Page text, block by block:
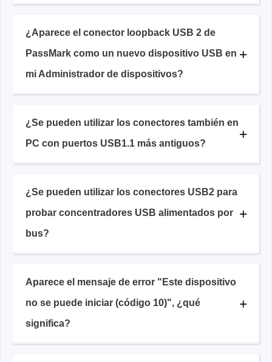
¿Aparece el conector loopback USB 2 de
PassMark como un nuevo dispositivo USB en
mi Administrador de dispositivos?
¿Se pueden utilizar los conectores también en
PC con puertos USB1.1 más antiguos?
¿Se pueden utilizar los conectores USB2 para
probar concentradores USB alimentados por
bus?
Aparece el mensaje de error "Este dispositivo
no se puede iniciar (código 10)", ¿qué
significa?